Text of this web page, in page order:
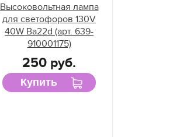
Высоковольтная лампа
для светофоров 130V
40W Ba22d (арт. 639-
910001175)
250 руб.
Купить